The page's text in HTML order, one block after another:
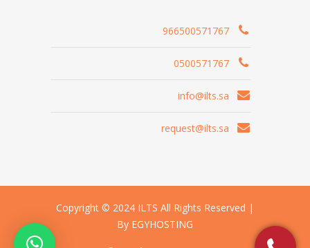
966500571767
0500571767
info@ilts.sa
request@ilts.sa
Copyright © 2024 ILTS All Rights Reserved |
By EGYHOSTING